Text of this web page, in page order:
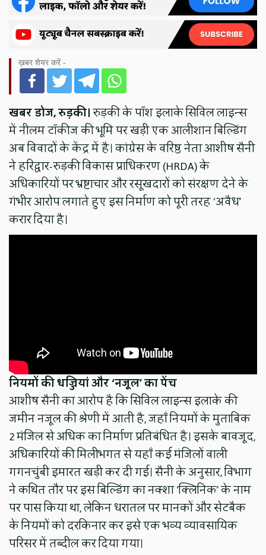
ख़बर शेयर करें -
खबर डोज, रुड़की।रुड़की के पॉश इलाके सिविल लाइन्स
में नीलम टॉकीज की भूमि पर खड़ी एक आलीशान बिल्डिंग
अब विवादों के केंद्र में है। कांग्रेस के वरिष्ठ नेता आशीष सैनी
ने हरिद्वार-रुड़की विकास प्राधिकरण (HRDA) के
अधिकारियों पर भ्रष्टाचार और रसूखदारों को संरक्षण देने के
गंभीर आरोप लगाते हुए इस निर्माण को पूरी तरह ‘अवैध’
करार दिया है।
नियमों की धज्जियां और ‘नजूल’ का पेंच
​आशीष सैनी का आरोप है कि सिविल लाइन्स इलाके की
जमीन नजूल की श्रेणी में आती है, जहाँ नियमों के मुताबिक
2 मंजिल से अधिक का निर्माण प्रतिबंधित है। इसके बावजूद,
अधिकारियों की मिलीभगत से यहाँ कई मंजिलों वाली
गगनचुंबी इमारत खड़ी कर दी गई। सैनी के अनुसार, विभाग
ने कथित तौर पर इस बिल्डिंग का नक्शा ‘क्लिनिक’ के नाम
पर पास किया था, लेकिन धरातल पर मानकों और सेटबैक
के नियमों को दरकिनार कर इसे एक भव्य व्यावसायिक
परिसर में तब्दील कर दिया गया।